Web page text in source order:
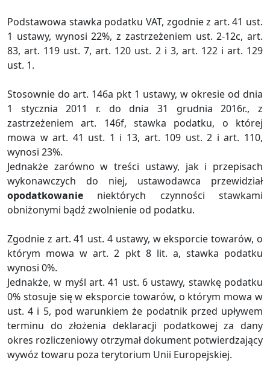
Podstawowa stawka podatku VAT, zgodnie z art. 41 ust.
1 ustawy, wynosi 22%, z zastrzeżeniem ust. 2-12c, art.
83, art. 119 ust. 7, art. 120 ust. 2 i 3, art. 122 i art. 129
ust. 1.
Stosownie do art. 146a pkt 1 ustawy, w okresie od dnia
1 stycznia 2011 r. do dnia 31 grudnia 2016r., z
zastrzeżeniem art. 146f, stawka podatku, o której
mowa w art. 41 ust. 1 i 13, art. 109 ust. 2 i art. 110,
wynosi 23%.
Jednakże zarówno w treści ustawy, jak i przepisach
wykonawczych do niej, ustawodawca przewidział
opodatkowanie niektórych czynności stawkami
obniżonymi bądź zwolnienie od podatku.
Zgodnie z art. 41 ust. 4 ustawy, w eksporcie towarów, o
którym mowa w art. 2 pkt 8 lit. a, stawka podatku
wynosi 0%.
Jednakże, w myśl art. 41 ust. 6 ustawy, stawkę podatku
0% stosuje się w eksporcie towarów, o którym mowa w
ust. 4 i 5, pod warunkiem że podatnik przed upływem
terminu do złożenia deklaracji podatkowej za dany
okres rozliczeniowy otrzymał dokument potwierdzający
wywóz towaru poza terytorium Unii Europejskiej.